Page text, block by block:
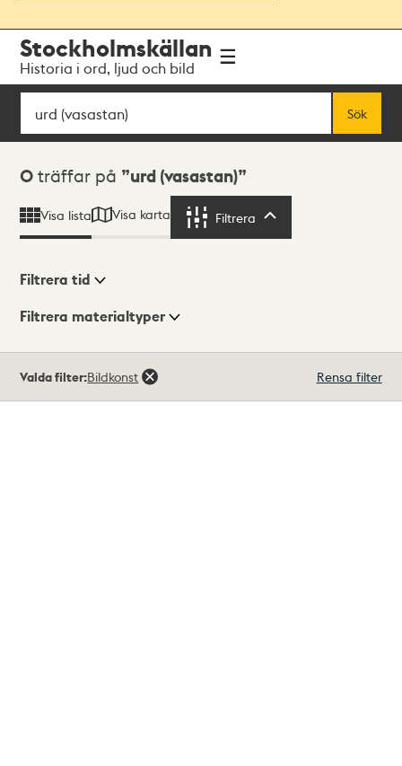
navigationen
huvudinnehållet
Stockholmskällan
Historia i ord, ljud och bild
Sök
Sök
Sökresultat
0 träffar på urd (vasastan)
Visa lista Visa karta Filtrera
Visningsläge
Filtrera tid
Filtrera materialtyper
träffar
Valda filter:Bildkonst Rensa filter